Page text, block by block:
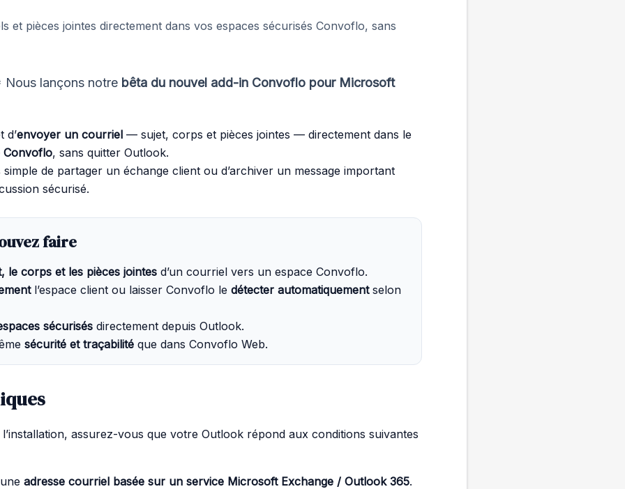
et pièces jointes directement dans vos espaces sécurisés Convoflo, sans
Nous lançons notre bêta du nouvel add-in Convoflo pour Microsoft
d’envoyer un courriel — sujet, corps et pièces jointes — directement dans le
Convoflo, sans quitter Outlook.
simple de partager un échange client ou d’archiver un message important
sécurisé.
faire
le corps et les pièces jointes d’un courriel vers un espace Convoflo.
l’espace client ou laisser Convoflo le détecter automatiquementselon
sécurisés directement depuis Outlook.
sécurité et traçabilité que dans Convoflo Web.
assurez-vous que votre Outlook répond aux conditions suivantes
adresse courriel basée sur un service Microsoft Exchange / Outlook 365.